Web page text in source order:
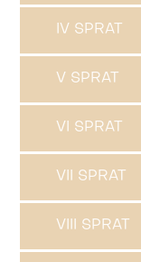
IV SPRAT
V SPRAT
VI SPRAT
VII SPRAT
VIII SPRAT